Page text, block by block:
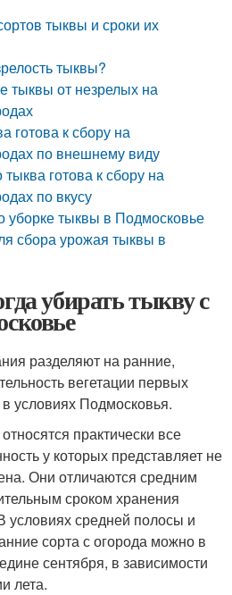
тыквы и сроки их
тыквы?
тыквы от незрелых на
готова к сбору на
по внешнему виду
тыква готова к сбору на
по вкусу
уборке тыквы в Подмосковье
сбора урожая тыквы в
убирать тыкву с
разделяют на ранние,
вегетации первых
условиях Подмосковья.
практически все
у которых представляет не
Они отличаются средним
сроком хранения
условиях средней полосы и
сорта с огорода можно в
сентября, в зависимости
лета.